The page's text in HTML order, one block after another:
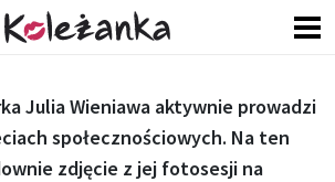
Julia Wieniawa aktywnie prowadzi
społecznościowych. Na ten
zdjęcie z jej fotosesji na